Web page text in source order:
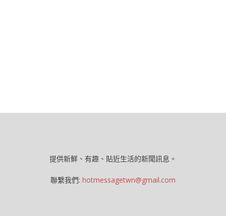
提供新鮮、有趣、貼近生活的新聞訊息。
聯繫我們: hotmessagetwn@gmail.com